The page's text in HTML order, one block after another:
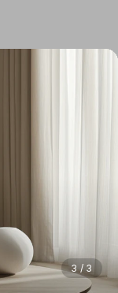
3 / 3